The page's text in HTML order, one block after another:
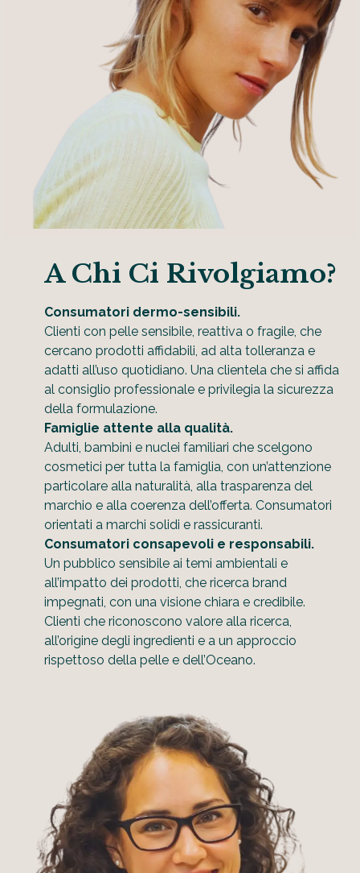
A Chi Ci Rivolgiamo?
Consumatori dermo-sensibili.
Clienti con pelle sensibile, reattiva o fragile, che
cercano prodotti affidabili, ad alta tolleranza e
adatti all’uso quotidiano. Una clientela che si affida
al consiglio professionale e privilegia la sicurezza
della formulazione.
Famiglie attente alla qualità.
Adulti, bambini e nuclei familiari che scelgono
cosmetici per tutta la famiglia, con un’attenzione
particolare alla naturalità, alla trasparenza del
marchio e alla coerenza dell’offerta. Consumatori
orientati a marchi solidi e rassicuranti.
Consumatori consapevoli e responsabili.
Un pubblico sensibile ai temi ambientali e
all’impatto dei prodotti, che ricerca brand
impegnati, con una visione chiara e credibile.
Clienti che riconoscono valore alla ricerca,
all’origine degli ingredienti e a un approccio
rispettoso della pelle e dell’Oceano.